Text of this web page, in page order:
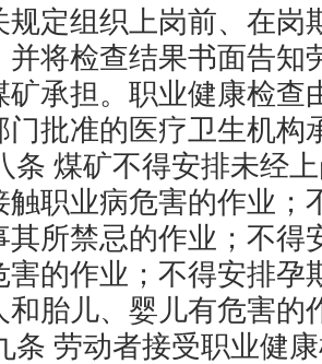
规定组织上岗前、在岗
并将检查结果书面告知
矿承担。职业健康检查
门批准的医疗卫生机构
条 煤矿不得安排未经
触职业病危害的作业；
其所禁忌的作业；不得
害的作业；不得安排孕
和胎儿、婴儿有危害的
条 劳动者接受职业健